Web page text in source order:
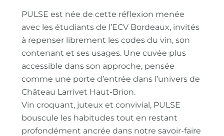
PULSE est née de cette réflexion menée
avec les étudiants de l’ECV Bordeaux, invités
à repenser librement les codes du vin, son
contenant et ses usages. Une cuvée plus
accessible dans son approche, pensée
comme une porte d’entrée dans l’univers de
Château Larrivet Haut-Brion.
Vin croquant, juteux et convivial, PULSE
bouscule les habitudes tout en restant
profondément ancrée dans notre savoir-faire